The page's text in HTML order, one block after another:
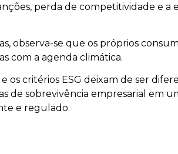
perda de competitividade e a
observa-se que os próprios
com a agenda climática.
os critérios ESG deixam de ser
de sobrevivência empresarial em
e regulado.